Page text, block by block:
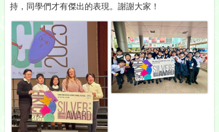
持，同學們才有傑出的表現。謝謝大家！